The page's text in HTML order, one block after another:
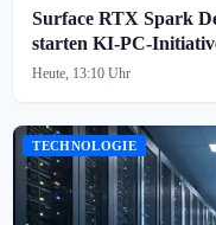
Surface RTX Spark
starten KI-PC-
Heute, 13:10 Uhr
TECHNOLOGIE